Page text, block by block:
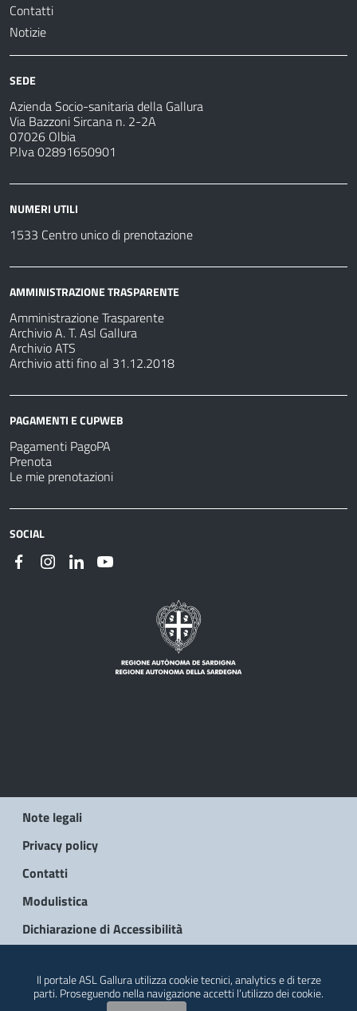
Contatti
Notizie
SEDE
Azienda Socio-sanitaria della Gallura
Via Bazzoni Sircana n. 2-2A
07026 Olbia
P.Iva 02891650901
NUMERI UTILI
1533 Centro unico di prenotazione
AMMINISTRAZIONE TRASPARENTE
Amministrazione Trasparente
Archivio A. T. Asl Gallura
Archivio ATS
Archivio atti fino al 31.12.2018
PAGAMENTI E CUPWEB
Pagamenti PagoPA
Prenota
Le mie prenotazioni
SOCIAL
Note legali
Privacy policy
Contatti
Modulistica
Dichiarazione di Accessibilità
Il portale ASL Gallura utilizza cookie tecnici, analytics e di terze
parti. Proseguendo nella navigazione accetti l’utilizzo dei cookie.